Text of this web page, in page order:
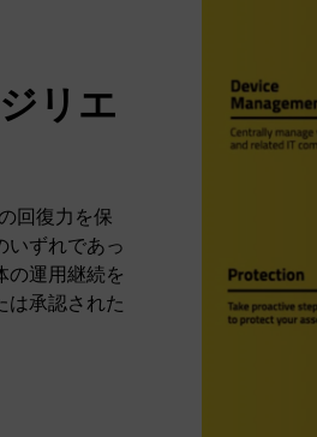
リエ
回復力を保
いずれであっ
の運用継続を
は承認された